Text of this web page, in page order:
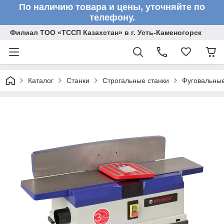
По наличию товара и цены, уточняйте по
телефону.
Филиал ТОО «ТССП Казахстан» в г. Усть-Каменогорск
Каталог Станки Строгальные станки